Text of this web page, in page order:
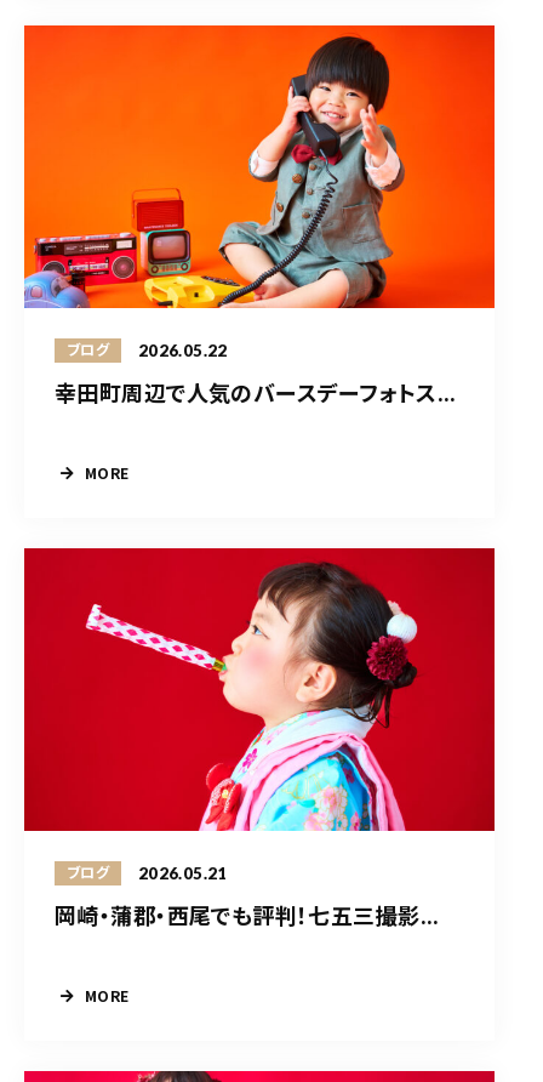
ブログ 2026.05.22
幸田町周辺で人気のバースデーフォトス...
MORE
ブログ 2026.05.21
岡崎・蒲郡・西尾でも評判！七五三撮影...
MORE